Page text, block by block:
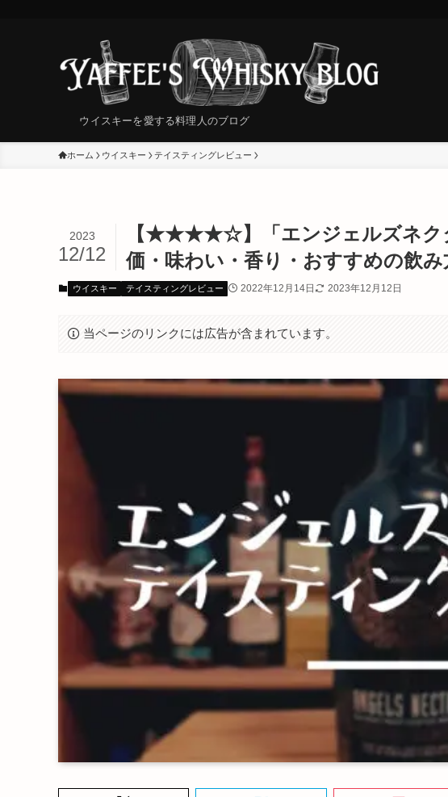
ウイスキーを愛する料理人のブログ
ホーム ウイスキー テイスティングレビュー
【★★★★☆】「エンジェルズネク
価・味わい・香り・おすすめの飲み
2023
12/12
ウイスキー テイスティングレビュー 2022年12月14日 2023年12月12日
当ページのリンクには広告が含まれています。